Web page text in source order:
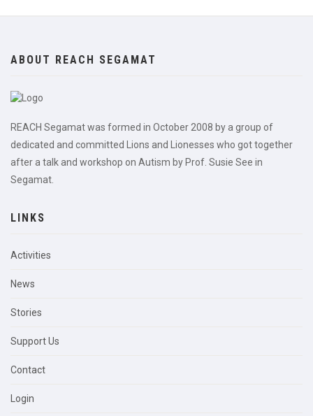
ABOUT REACH SEGAMAT
REACH Segamat was formed in October 2008 by a group of
dedicated and committed Lions and Lionesses who got together
after a talk and workshop on Autism by Prof. Susie See in
Segamat.
LINKS
Activities
News
Stories
Support Us
Contact
Login